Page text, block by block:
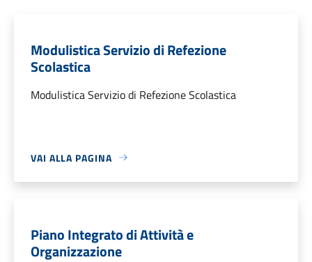
Modulistica Servizio di Refezione
Scolastica
Modulistica Servizio di Refezione Scolastica
VAI ALLA PAGINA
Piano Integrato di Attività e
Organizzazione